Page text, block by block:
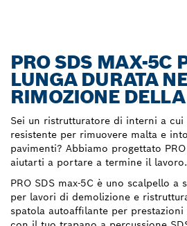
PRO SDS MAX-5C
LUNGA DURATA
RIMOZIONE
Sei un ristrutturatore di interni a cui
resistente per rimuovere malta e
pavimenti? Abbiamo progettato
aiutarti a portare a termine il lavoro.
PRO SDS max-5C è uno scalpello a
per lavori di demolizione e
spatola autoaffilante per prestazioni